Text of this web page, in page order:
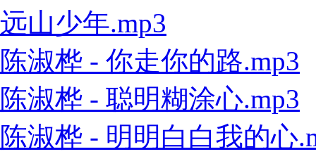
远山少年.mp3
陈淑桦 - 你走你的路.mp3
陈淑桦 - 聪明糊涂心.mp3
陈淑桦 - 明明白白我的心